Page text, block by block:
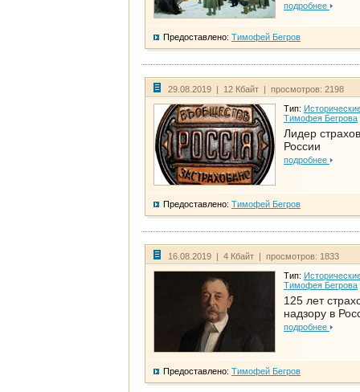
подробнее
Предоставлено: Тимофей Бегров
29.08.2019 | 12 Кбайт | просмотров: 2198
Тип:
Тимофея Бегрова
Лидер
России
подробнее
Предоставлено: Тимофей Бегров
16.08.2019 | 4 Кбайт | просмотров: 1833
Тип:
Тимофея Бегрова
125 лет
надзору в
подробнее
Предоставлено: Тимофей Бегров